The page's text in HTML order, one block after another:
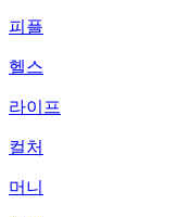
피플
헬스
라이프
컬처
머니